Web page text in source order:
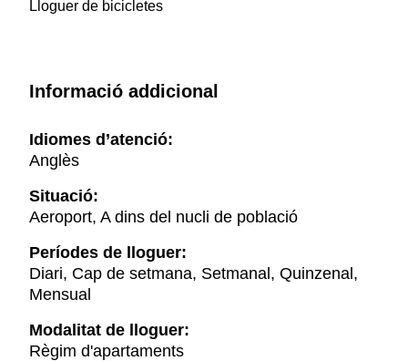
Lloguer de bicicletes
Informació addicional
Idiomes d’atenció:
Anglès
Situació:
Aeroport, A dins del nucli de població
Períodes de lloguer:
Diari, Cap de setmana, Setmanal, Quinzenal,
Mensual
Modalitat de lloguer:
Règim d'apartaments